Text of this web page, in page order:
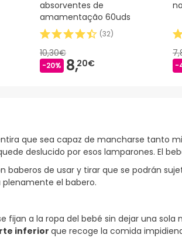
absorventes de
amamentação 60uds
(32)
10,30€
-20% 8,20€ -
que sea capaz de mancharse tanto
deslucido por esos lamparones. El
baberos de usar y tirar que se podrán
el babero.
fijan a la ropa del bebé sin dejar una sola
inferior que recoge la comida